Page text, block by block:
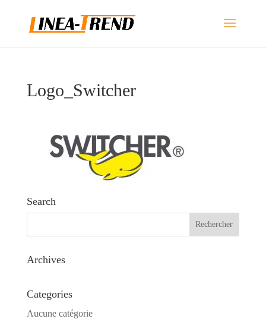
Logo_Switcher
Search
Archives
Categories
Aucune catégorie